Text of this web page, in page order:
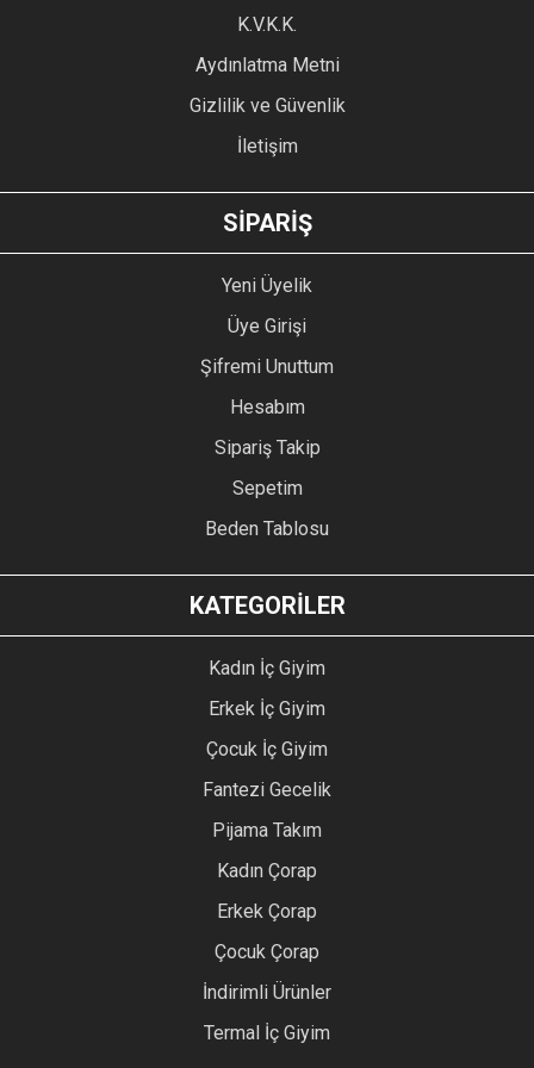
Ürün fiyatı diğer sitelerden daha pahalı.
GÖNDER
K.V.K.K.
Aydınlatma Metni
Gizlilik ve Güvenlik
İletişim
SİPARİŞ
Yeni Üyelik
Üye Girişi
Şifremi Unuttum
Hesabım
Sipariş Takip
Sepetim
Beden Tablosu
KATEGORİLER
Kadın İç Giyim
Erkek İç Giyim
Çocuk İç Giyim
Fantezi Gecelik
Pijama Takım
Kadın Çorap
Erkek Çorap
Çocuk Çorap
İndirimli Ürünler
Termal İç Giyim